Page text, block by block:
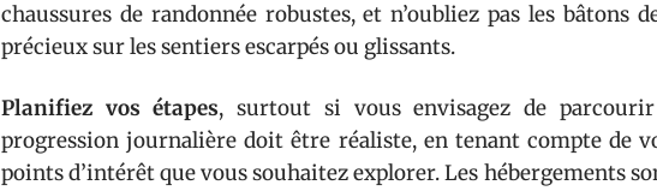
chaussures de randonnée robustes, et n’oubliez pas les bâtons
précieux sur les sentiers escarpés ou glissants.
Planifiez vos étapes, surtout si vous envisagez de
progression journalière doit être réaliste, en tenant compte de
points d’intérêt que vous souhaitez explorer. Les hébergements